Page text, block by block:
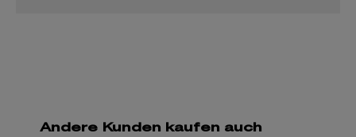
Andere Kunden kaufen auch